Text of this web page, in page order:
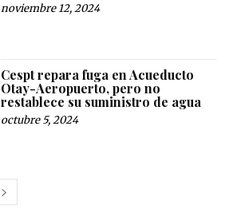
noviembre 12, 2024
Cespt repara fuga en Acueducto
Otay-Aeropuerto, pero no
restablece su suministro de agua
octubre 5, 2024